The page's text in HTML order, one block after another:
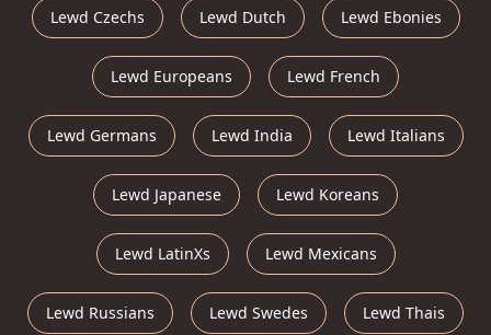
Lewd Czechs Lewd Dutch Lewd Ebonies
Lewd Europeans Lewd French
Lewd Germans Lewd India Lewd Italians
Lewd Japanese Lewd Koreans
Lewd LatinXs Lewd Mexicans
Lewd Russians Lewd Swedes Lewd Thais